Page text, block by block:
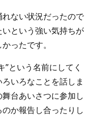
ない状況だったので
という強い気持ちが
ったです。
という名前にしてく
いろなことを話しま
台あいさつに参加し
か報告し合ったりし